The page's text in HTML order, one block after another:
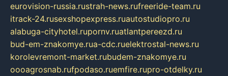
eurovision-russia.rustrah-news.rufreeride-team.ru
itrack-24.rusexshopexpress.ruautostudiopro.ru
alabuga-cityhotel.rupornv.ruatlantpereezd.ru
bud-em-znakomye.rua-cdc.ruelektrostal-news.ru
korolevremont-market.rubudem-znakomye.ru
oooagrosnab.rufpodaso.ruemfire.rupro-otdelky.ru